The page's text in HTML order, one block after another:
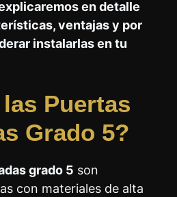
en detalle
ventajas y por
instalarlas en tu
Puertas
Grado 5?
grado 5 son
con materiales de alta